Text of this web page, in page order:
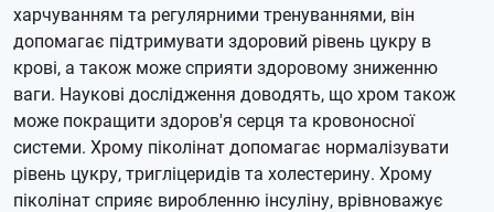
харчуванням та регулярними тренуваннями, він
допомагає підтримувати здоровий рівень цукру в
крові, а також може сприяти здоровому зниженню
ваги. Наукові дослідження доводять, що хром також
може покращити здоров'я серця та кровоносної
системи. Хрому піколінат допомагає нормалізувати
рівень цукру, тригліцеридів та холестерину. Хрому
піколінат сприяє виробленню інсуліну, врівноважує